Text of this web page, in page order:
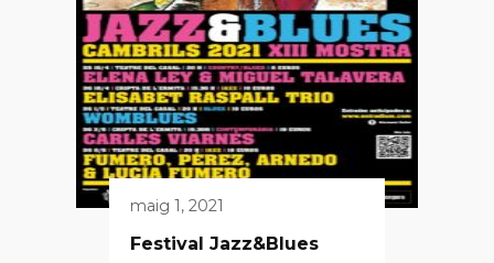
maig 1, 2021
Festival Jazz&Blues